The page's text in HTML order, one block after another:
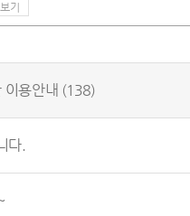
기
이용안내 (138)
다.